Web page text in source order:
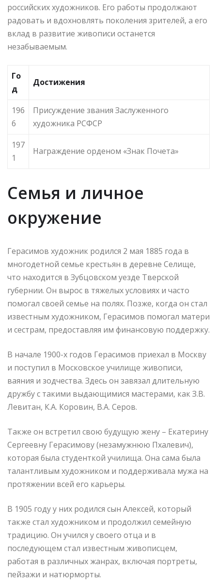
российских художников. Его работы продолжают
радовать и вдохновлять поколения зрителей, а его
вклад в развитие живописи останется
незабываемым.
Го
д
Достижения
196
6
Присуждение звания Заслуженного
художника РСФСР
197
1
Награждение орденом «Знак Почета»
Семья и личное
окружение
Герасимов художник родился 2 мая 1885 года в
многодетной семье крестьян в деревне Селище,
что находится в Зубцовском уезде Тверской
губернии. Он вырос в тяжелых условиях и часто
помогал своей семье на полях. Позже, когда он стал
известным художником, Герасимов помогал матери
и сестрам, предоставляя им финансовую поддержку.
В начале 1900-х годов Герасимов приехал в Москву
и поступил в Московское училище живописи,
ваяния и зодчества. Здесь он завязал длительную
дружбу с такими выдающимися мастерами, как З.В.
Левитан, К.А. Коровин, В.А. Серов.
Также он встретил свою будущую жену – Екатерину
Сергеевну Герасимову (незамужнюю Пхалевич),
которая была студенткой училища. Она сама была
талантливым художником и поддерживала мужа на
протяжении всей его карьеры.
В 1905 году у них родился сын Алексей, который
также стал художником и продолжил семейную
традицию. Он учился у своего отца и в
последующем стал известным живописцем,
работая в различных жанрах, включая портреты,
пейзажи и натюрморты.